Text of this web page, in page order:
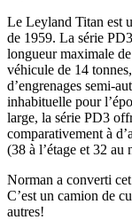
Le Leyland Titan est
de 1959. La série
longueur maximale
véhicule de 14
d’engrenages semi-
inhabituelle pour
large, la série PD3
comparativement à
(38 à l’étage et 32 au
Norman a converti
C’est un camion de
autres!